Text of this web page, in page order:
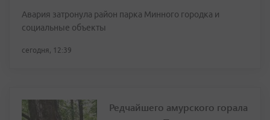
Авария затронула район парка Минного городка и
социальные объекты
сегодня, 12:39
Редчайшего амурского горала